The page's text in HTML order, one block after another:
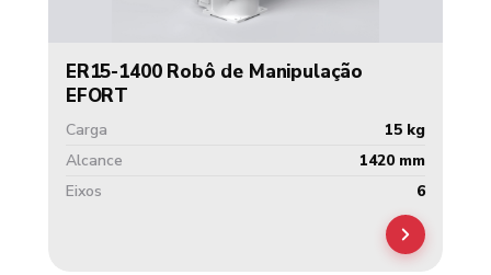
ER15-1400 Robô de Manipulação
EFORT
Carga
15 kg
Alcance
1420 mm
Eixos
6